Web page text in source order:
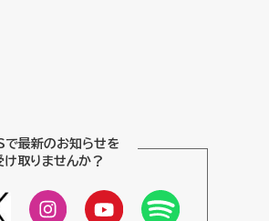
で最新のお知らせを
け取りませんか？